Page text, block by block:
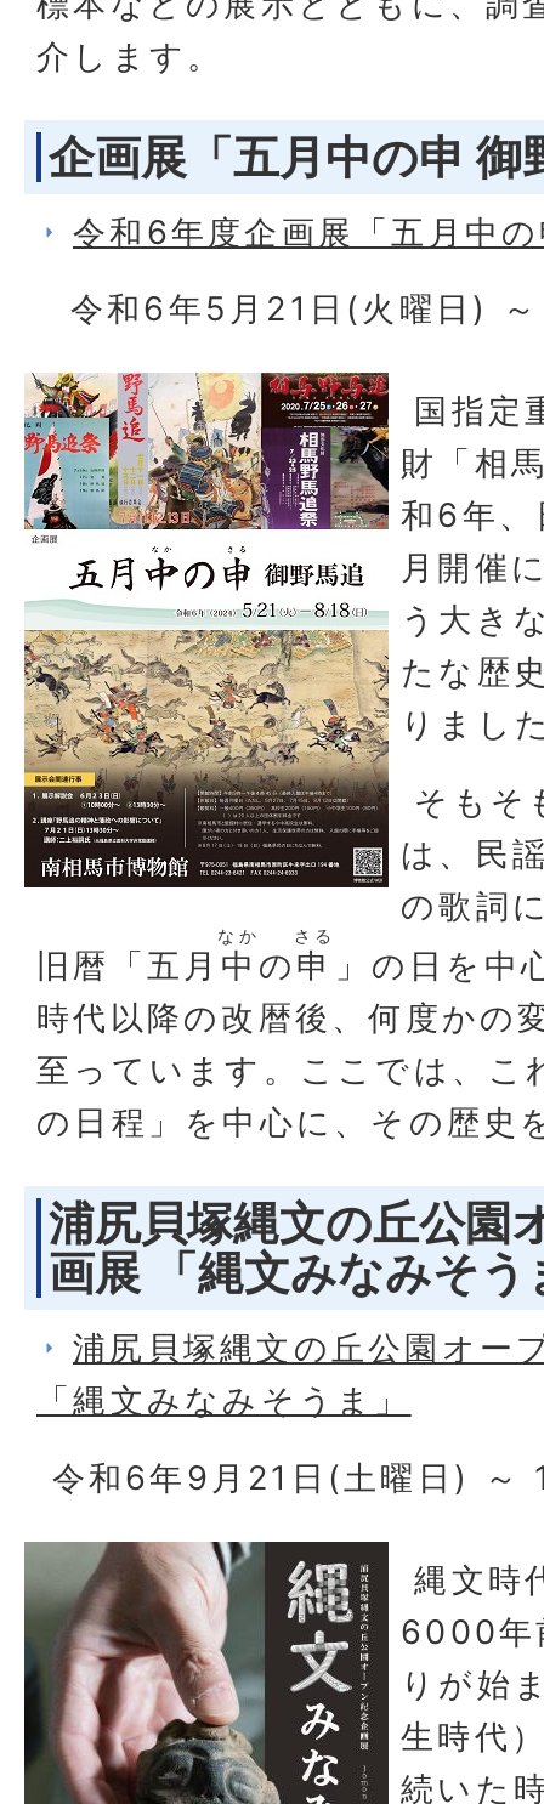
介します。
企画展「五月中の申 御
令和6年度企画展「五月中
令和6年5月21日(火曜日)
国指定
財「相
和6年
月開催
う大き
たな歴
りまし
そもそ
は、民
の歌詞
旧暦「五月 中
なか
の申
さる
」の日を中
時代以降の改暦後、何度かの
至っています。ここでは、こ
の日程」を中心に、その歴史
浦尻貝塚縄文の丘公園
画展 「縄文みなみそう
浦尻貝塚縄文の丘公園オー
「縄文みなみそうま」
令和6年9月21日(土曜日) ～
縄文時
6000年
りが始
生時代
続いた